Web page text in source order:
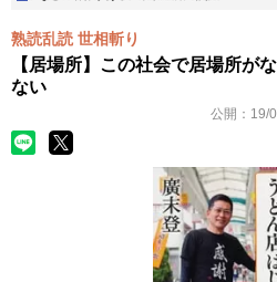
熟読乱読 世相斬り
【居場所】この社会で居場所が
ない
公開： 19/